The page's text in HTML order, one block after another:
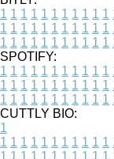
1 1 1 1 1 1 1 1 1 1 1
1 1 1 1 1 1 1 1 1 1 1
1 1 1 1 1 1 1 1 1 1 1
SPOTIFY:
1 1 1 1 1 1 1 1 1 1 1
1 1 1 1 1 1 1 1 1 1 1
1 1 1 1 1 1 1 1 1 1 1
CUTTLY BIO:
1
1 1 1 1 1 1 1 1 1 1 1
1 1 1 1 1 1 1 1 1 1 1